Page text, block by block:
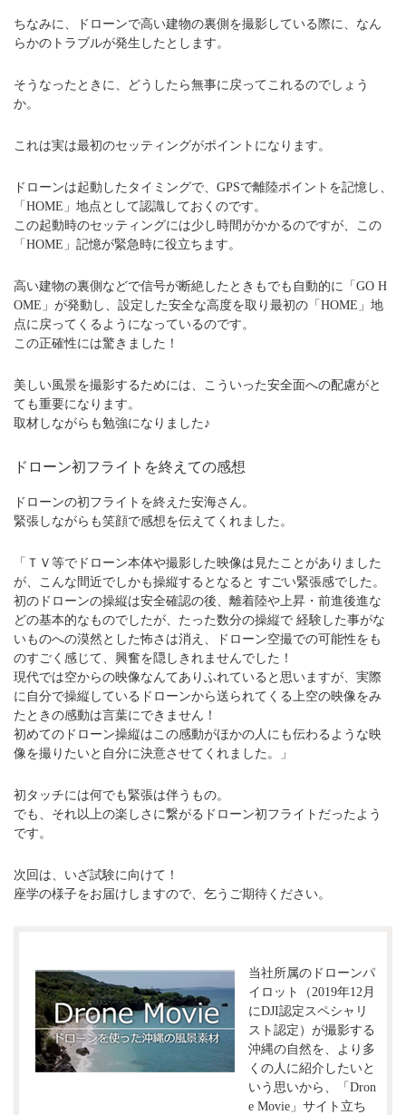
ちなみに、ドローンで高い建物の裏側を撮影している際に、なん
らかのトラブルが発生したとします。
そうなったときに、どうしたら無事に戻ってこれるのでしょう
か。
これは実は最初のセッティングがポイントになります。
ドローンは起動したタイミングで、GPSで離陸ポイントを記憶し、
「HOME」地点として認識しておくのです。
この起動時のセッティングには少し時間がかかるのですが、この
「HOME」記憶が緊急時に役立ちます。
高い建物の裏側などで信号が断絶したときもでも自動的に「GO H
OME」が発動し、設定した安全な高度を取り最初の「HOME」地
点に戻ってくるようになっているのです。
この正確性には驚きました！
美しい風景を撮影するためには、こういった安全面への配慮がと
ても重要になります。
取材しながらも勉強になりました♪
ドローン初フライトを終えての感想
ドローンの初フライトを終えた安海さん。
緊張しながらも笑顔で感想を伝えてくれました。
「ＴＶ等でドローン本体や撮影した映像は見たことがありました
が、こんな間近でしかも操縦するとなると すごい緊張感でした。
初のドローンの操縦は安全確認の後、離着陸や上昇・前進後進な
どの基本的なものでしたが、たった数分の操縦で 経験した事がな
いものへの漠然とした怖さは消え、ドローン空撮での可能性をも
のすごく感じて、興奮を隠しきれませんでした！
現代では空からの映像なんてありふれていると思いますが、実際
に自分で操縦しているドローンから送られてくる上空の映像をみ
たときの感動は言葉にできません！
初めてのドローン操縦はこの感動がほかの人にも伝わるような映
像を撮りたいと自分に決意させてくれました。」
初タッチには何でも緊張は伴うもの。
でも、それ以上の楽しさに繋がるドローン初フライトだったよう
です。
次回は、いざ試験に向けて！
座学の様子をお届けしますので、乞うご期待ください。
当社所属のドローンパ
イロット（2019年12月
にDJI認定スペシャリ
スト認定）が撮影する
沖縄の自然を、より多
くの人に紹介したいと
いう思いから、「Dron
e Movie」サイト立ち